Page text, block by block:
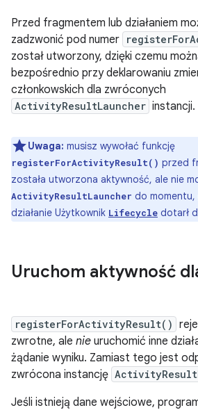
Przed fragmentem lub działaniem
zadzwonić pod numer
został utworzony, dzięki czemu
bezpośrednio przy deklarowaniu
członkowskich dla zwróconych
ActivityResultLauncher instancji.
Uwaga: musisz wywołać funkcję
registerForActivityResult() przed
została utworzona aktywność, ale nie
ActivityResultLauncher do
działanie Użytkownik Lifecycle dotarł
Uruchom aktywność
registerForActivityResult()
zwrotne, ale nie uruchomić inne
żądanie wyniku. Zamiast tego jest
zwrócona instancję
Jeśli istnieją dane wejściowe,